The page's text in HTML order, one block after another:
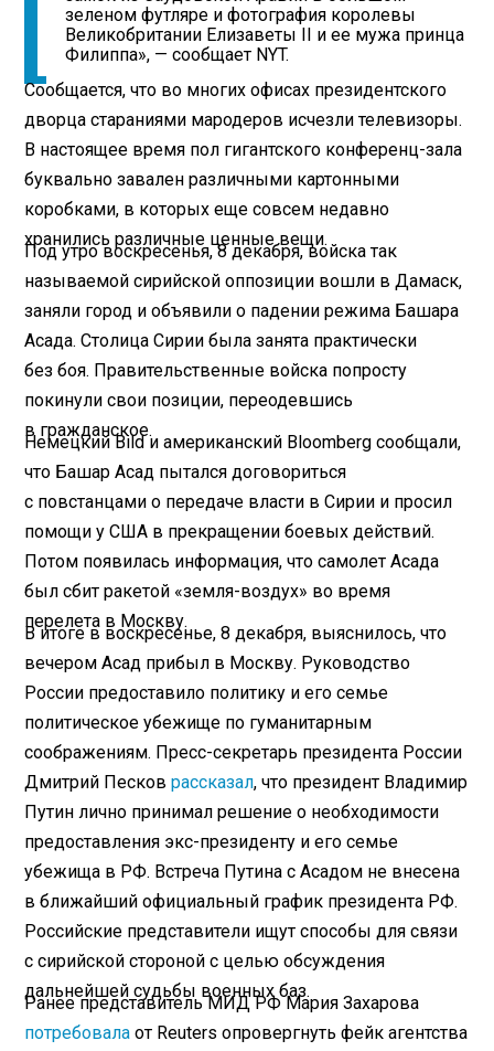
зеленом футляре и фотография королевы
Великобритании Елизаветы II и ее мужа принца
Филиппа», — сообщает NYT.
Сообщается, что во многих офисах президентского
дворца стараниями мародеров исчезли телевизоры.
В настоящее время пол гигантского конференц-зала
буквально завален различными картонными
коробками, в которых еще совсем недавно
хранились различные ценные вещи.
Под утро воскресенья, 8 декабря, войска так
называемой сирийской оппозиции вошли в Дамаск,
заняли город и объявили о падении режима Башара
Асада. Столица Сирии была занята практически
без боя. Правительственные войска попросту
покинули свои позиции, переодевшись
в гражданское.
Немецкий Bild и американский Bloomberg сообщали,
что Башар Асад пытался договориться
с повстанцами о передаче власти в Сирии и просил
помощи у США в прекращении боевых действий.
Потом появилась информация, что самолет Асада
был сбит ракетой «земля-воздух» во время
перелета в Москву.
В итоге в воскресенье, 8 декабря, выяснилось, что
вечером Асад прибыл в Москву. Руководство
России предоставило политику и его семье
политическое убежище по гуманитарным
соображениям. Пресс-секретарь президента России
Дмитрий Песковрассказал, что президент Владимир
Путин лично принимал решение о необходимости
предоставления экс-президенту и его семье
убежища в РФ. Встреча Путина с Асадом не внесена
в ближайший официальный график президента РФ.
Российские представители ищут способы для связи
с сирийской стороной с целью обсуждения
дальнейшей судьбы военных баз.
Ранее представитель МИД РФ Мария Захарова
потребовала от Reuters опровергнуть фейк агентства